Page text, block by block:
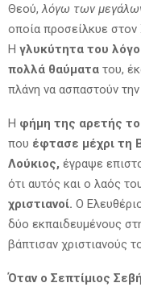
Θεού, λόγω των
οποία προσείλκυε
Η γλυκύτητα του
πολλά θαύματα του,
πλάνη να ασπαστούν την
Η φήμη της αρετής
που έφτασε μέχρι τη
Λούκιος, έγραψε
ότι αυτός και ο λαός
χριστιανοί. Ο
δύο εκπαιδευμένους
βάπτισαν χριστιανούς
Όταν ο Σεπτίμιος